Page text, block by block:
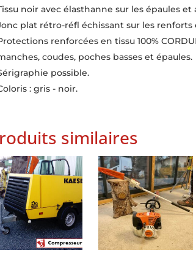
noir avec élasthanne sur les épaules
plat rétro-réfl échissant sur les renforts
renforcées en tissu 100%
coudes, poches basses et épaules.
possible.
: gris - noir.
similaires